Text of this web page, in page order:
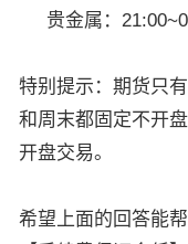
贵金属：
特别提示：期货只
和周末都固定不开
开盘交易。
希望上面的回答能